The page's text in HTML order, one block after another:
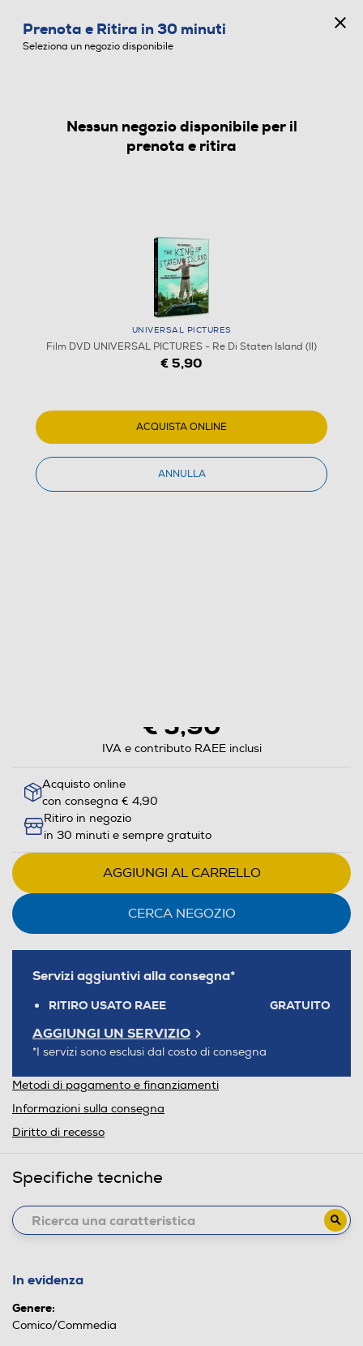
€ 5,90
IVA e contributo RAEE inclusi
Acquisto online
con consegna € 4,90
Ritiro in negozio
in 30 minuti e sempre gratuito
AGGIUNGI AL CARRELLO
CERCA NEGOZIO
Servizi aggiuntivi alla consegna*
RITIRO USATO RAEE GRATUITO
AGGIUNGI UN SERVIZIO
*I servizi sono esclusi dal costo di consegna
Metodi di pagamento e finanziamenti
Informazioni sulla consegna
Diritto di recesso
Specifiche tecniche
In evidenza
Genere:
Comico/Commedia
Prenota e Ritira in 30 minuti
Seleziona un negozio disponibile
Nessun negozio disponibile per il
prenota e ritira
UNIVERSAL PICTURES
Film DVD UNIVERSAL PICTURES - Re Di Staten Island (Il)
€ 5,90
ACQUISTA ONLINE
ANNULLA